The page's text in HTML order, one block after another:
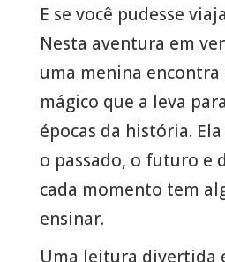
E se você pudesse
Nesta aventura em
uma menina
mágico que a leva
épocas da história.
o passado, o futuro e
cada momento tem
ensinar.
Uma leitura divertida